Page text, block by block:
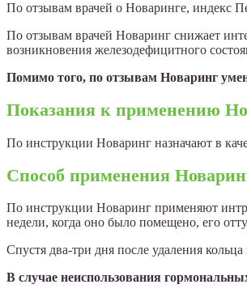
По отзывам врачей о Новаринге, индекс
По отзывам врачей Новаринг снижает
возникновения железодефицитного
Помимо того, по отзывам Новаринг
Показания к применению
По инструкции Новаринг назначают в
Способ применения
По инструкции Новаринг применяют
недели, когда оно было помещено, его
Спустя два-три дня после удаления
В случае неиспользования